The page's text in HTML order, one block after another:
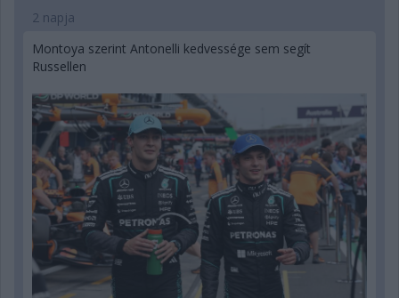
2 napja
Montoya szerint Antonelli kedvessége sem segít
Russellen